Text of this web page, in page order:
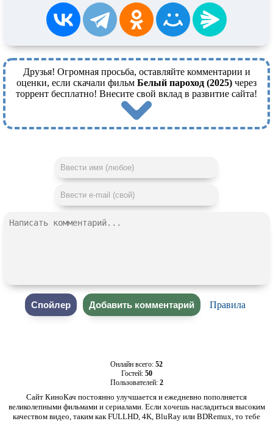
Друзья! Огромная просьба, оставляйте комментарии и
оценки, если скачали фильм Белый пароход (2025) через
торрент бесплатно! Внесите свой вклад в развитие сайта!
Правила
Онлайн всего: 52
Гостей: 50
Пользователей: 2
Сайт КиноКач постоянно улучшается и ежедневно пополняется
великолепными фильмами и сериалами. Если хочешь насладиться высоким
качеством видео, таким как FULLHD, 4K, BluRay или BDRemux, то тебе